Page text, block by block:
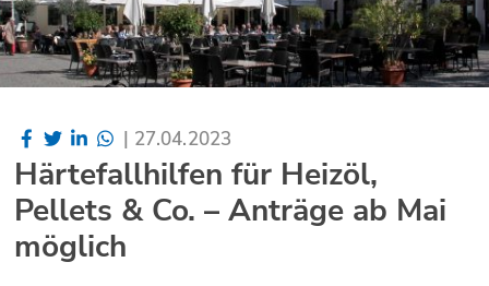
| 27.04.2023
Härtefallhilfen für Heizöl,
Pellets & Co. – Anträge ab Mai
möglich